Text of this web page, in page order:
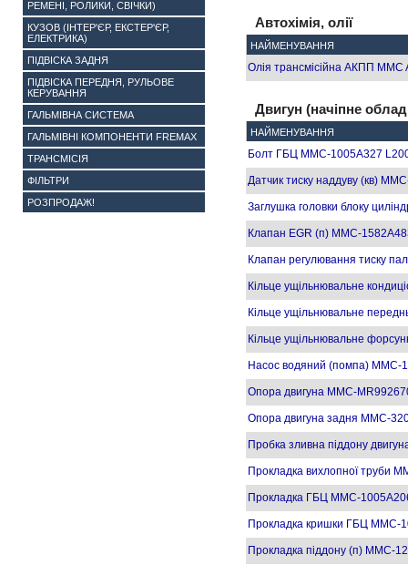
Автохімія, олії
НАЙМЕНУВАННЯ
Олія трансмісійна АКПП MMC
Двигун (начіпне
НАЙМЕНУВАННЯ
Болт ГБЦ MMC-1005A327
Датчик тиску наддуву (кв)
Заглушка головки блоку
Клапан EGR (п) MMC-
Клапан регулювання тиску
Кільце ущільнювальне
Кільце ущільнювальне
Кільце ущільнювальне
Насос водяний (помпа) MMC-
Опора двигуна MMC-
Опора двигуна задня MMC-
Пробка зливна піддону
Прокладка вихлопної труби
Прокладка ГБЦ MMC-
Прокладка кришки ГБЦ MMC-
Прокладка піддону (п) MMC-
РЕМЕНІ, РОЛИКИ, СВІЧКИ)
КУЗОВ (ІНТЕР'ЄР, ЕКСТЕР'ЄР,
ЕЛЕКТРИКА)
ПІДВІСКА ЗАДНЯ
ПІДВІСКА ПЕРЕДНЯ, РУЛЬОВЕ
КЕРУВАННЯ
ГАЛЬМІВНА СИСТЕМА
ГАЛЬМІВНІ КОМПОНЕНТИ FREMAX
ТРАНСМІСІЯ
ФІЛЬТРИ
РОЗПРОДАЖ!